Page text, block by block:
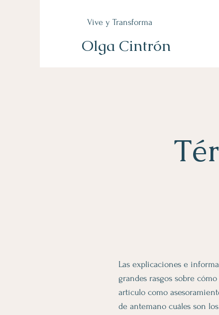
Vive y Transforma
Olga Cintrón
Las explicaciones e
grandes rasgos sobre
artículo como
de antemano cuáles son